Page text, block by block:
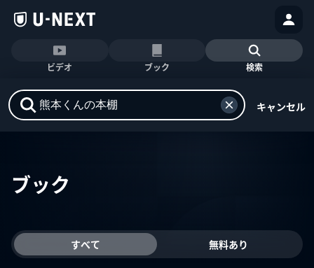
ビデオ ブック 検索
キャンセル
ブック
すべて 無料あり